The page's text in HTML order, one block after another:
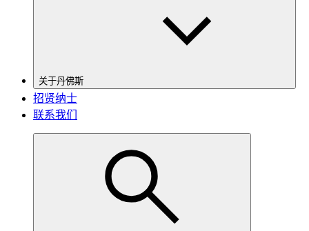
关于丹佛斯
招贤纳士
联系我们